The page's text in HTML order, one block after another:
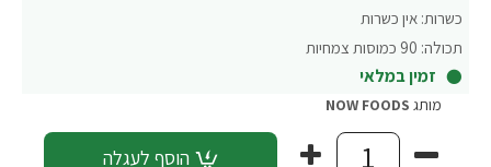
כשרות: אין כשרות
תכולה: 90 כמוסות צמחיות
זמין במלאי
מותג NOW FOODS
הוסף לעגלה